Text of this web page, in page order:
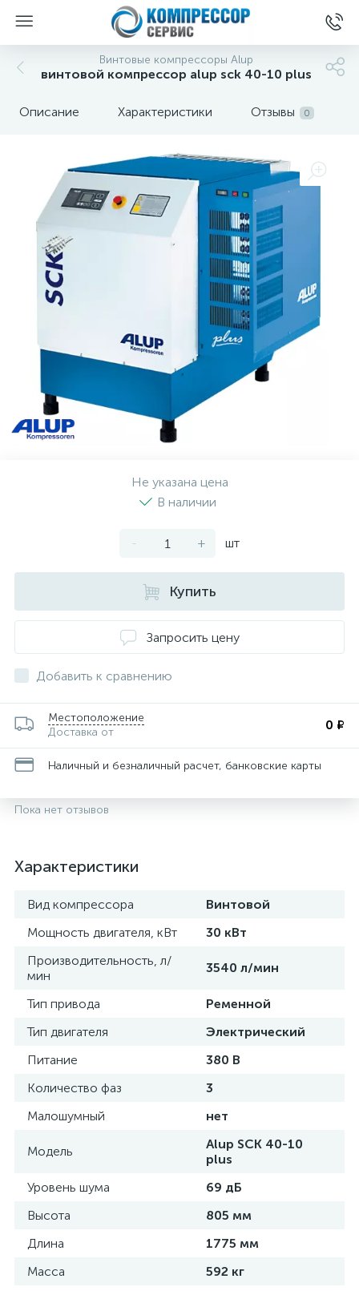
Винтовые компрессоры Alup
винтовой компрессор alup sck 40-10 plus
Описание Характеристики Отзывы 0
Не указана цена
В наличии
- + шт
Купить
Запросить цену
Добавить к сравнению
Местоположение
Доставка от
0 ₽
Наличный и безналичный расчет, банковские карты
Пока нет отзывов
Характеристики
Вид компрессора
Винтовой
Мощность двигателя, кВт
30 кВт
Производительность, л/
мин
3540 л/мин
Тип привода
Ременной
Тип двигателя
Электрический
Питание
380 В
Количество фаз
3
Малошумный
нет
Модель
Alup SCK 40-10
plus
Уровень шума
69 дБ
Высота
805 мм
Длина
1775 мм
Масса
592 кг